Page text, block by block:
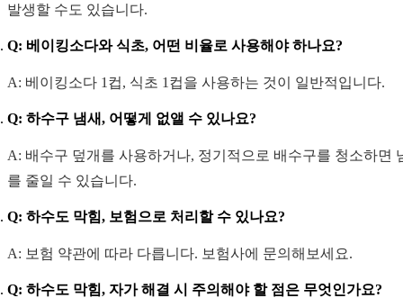
발생할 수도 있습니다.
Q: 베이킹소다와 식초, 어떤 비율로 사용해야 하나요?
A: 베이킹소다 1컵, 식초 1컵을 사용하는 것이 일반적입니다.
Q: 하수구 냄새, 어떻게 없앨 수 있나요?
A: 배수구 덮개를 사용하거나, 정기적으로 배수구를 청소하면
를 줄일 수 있습니다.
Q: 하수도 막힘, 보험으로 처리할 수 있나요?
A: 보험 약관에 따라 다릅니다. 보험사에 문의해보세요.
Q: 하수도 막힘, 자가 해결 시 주의해야 할 점은 무엇인가요?